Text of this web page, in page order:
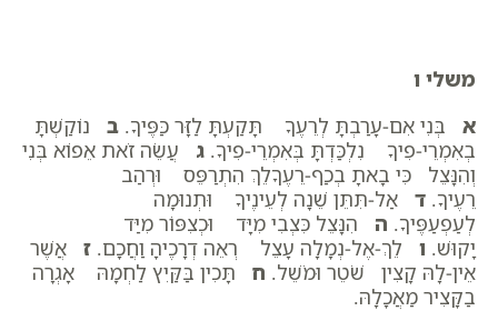
משלי ו
א בְּנִי אִם-עָרַבְתָּ לְרֵעֶךָ תָּקַעְתָּ לַזָּר כַּפֶּיךָ. ב נוֹקַשְׁתָּ
בְאִמְרֵי-פִיךָ נִלְכַּדְתָּ בְּאִמְרֵי-פִיךָ. ג עֲשֵׂה זֹאת אֵפוֹא בְּנִי
וְהִנָּצֵל כִּי בָאתָ בְכַף-רֵעֶךָלֵךְ הִתְרַפֵּס וּרְהַב
רֵעֶיךָ. ד אַל-תִּתֵּן שֵׁנָה לְעֵינֶיךָ וּתְנוּמָה
לְעַפְעַפֶּיךָ. ה הִנָּצֵל כִּצְבִי מִיָּד וּכְצִפּוֹר מִיַּד
יָקוּשׁ. ו לֵךְ-אֶל-נְמָלָה עָצֵל רְאֵה דְרָכֶיהָ וַחֲכָם. ז אֲשֶׁר
אֵין-לָהּ קָצִין שֹׁטֵר וּמֹשֵׁל. ח תָּכִין בַּקַּיִץ לַחְמָהּ אָגְרָה
בַקָּצִיר מַאֲכָלָהּ.